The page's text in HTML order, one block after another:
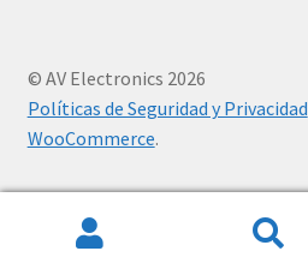
© AV Electronics 2026
Políticas de Seguridad y Privacidad
WooCommerce.